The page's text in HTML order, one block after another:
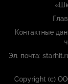
Контактные
Эл. почта:
Copyright (с)